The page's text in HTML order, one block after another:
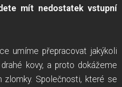
mít nedostatek vstupní
umíme přepracovat jakýkoli
kovy, a proto dokážeme
Společnosti, které se